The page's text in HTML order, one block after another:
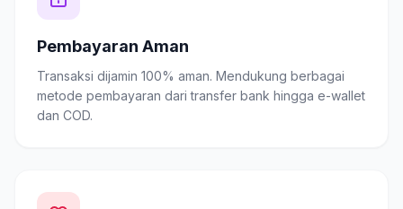
Pembayaran Aman
Transaksi dijamin 100% aman. Mendukung berbagai
metode pembayaran dari transfer bank hingga e-wallet
dan COD.